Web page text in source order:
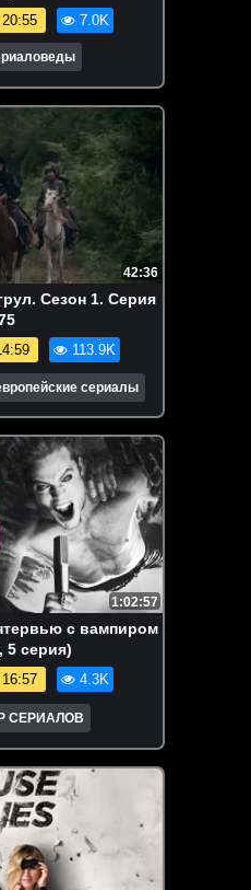
7.0K
42:36
Сезон 1. Серия
113.9K
сериалы
1:02:57
с вампиром
5 серия)
4.3K
СЕРИАЛОВ